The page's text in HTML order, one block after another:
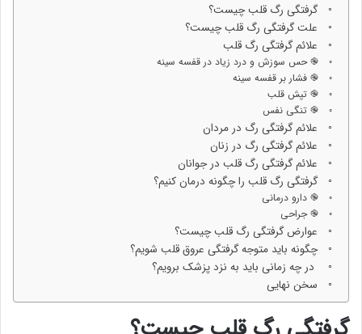
گرفتگی رگ قلب چیست؟
علت گرفتگی رگ قلب چیست؟
علائم گرفتگی رگ قلب
֎ حس سوزش و درد زیاد در قفسه سینه
֎ فشار بر قفسه سینه
֎ تپش قلب
֎ تنگی نفس
علائم گرفتگی رگ در مردان
علائم گرفتگی رگ در زنان
علائم گرفتگی رگ قلب در جوانان
گرفتگی رگ قلب را چگونه درمان کنیم؟
֎ دارو درمانی
֎ جراحی
عوارض گرفتگی رگ قلب چیست؟
چگونه باید متوجه گرفتگی عروق قلب شویم؟
در چه زمانی باید به نزد پزشک برویم؟
سخن نهایی